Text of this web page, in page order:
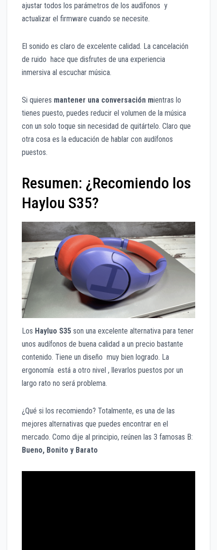
ajustar todos los parámetros de los audífonos y
actualizar el firmware cuando se necesite.
El sonido es claro de excelente calidad. La cancelación
de ruido hace que disfrutes de una experiencia
inmersiva al escuchar música.
Si quieres mantener una conversación mientras lo
tienes puesto, puedes reducir el volumen de la música
con un solo toque sin necesidad de quitártelo. Claro que
otra cosa es la educación de hablar con audífonos
puestos.
Resumen: ¿Recomiendo los
Haylou S35?
Los Hayluo S35 son una excelente alternativa para tener
unos audífonos de buena calidad a un precio bastante
contenido. Tiene un diseño muy bien logrado. La
ergonomía está a otro nivel , llevarlos puestos por un
largo rato no será problema.
¿Qué si los recomiendo? Totalmente, es una de las
mejores alternativas que puedes encontrar en el
mercado. Como dije al principio, reúnen las 3 famosas B:
Bueno, Bonito y Barato